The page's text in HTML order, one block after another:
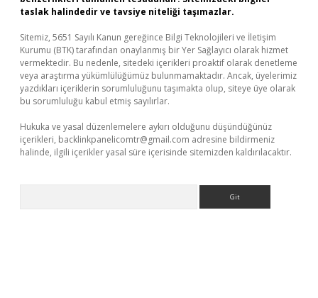
taslak halindedir ve tavsiye niteliği taşımazlar.
Sitemiz, 5651 Sayılı Kanun gereğince Bilgi Teknolojileri ve İletişim
Kurumu (BTK) tarafından onaylanmış bir Yer Sağlayıcı olarak hizmet
vermektedir. Bu nedenle, sitedeki içerikleri proaktif olarak denetleme
veya araştırma yükümlülüğümüz bulunmamaktadır. Ancak, üyelerimiz
yazdıkları içeriklerin sorumluluğunu taşımakta olup, siteye üye olarak
bu sorumluluğu kabul etmiş sayılırlar.
Hukuka ve yasal düzenlemelere aykırı olduğunu düşündüğünüz
içerikleri, backlinkpanelicomtr@gmail.com adresine bildirmeniz
halinde, ilgili içerikler yasal süre içerisinde sitemizden kaldırılacaktır.